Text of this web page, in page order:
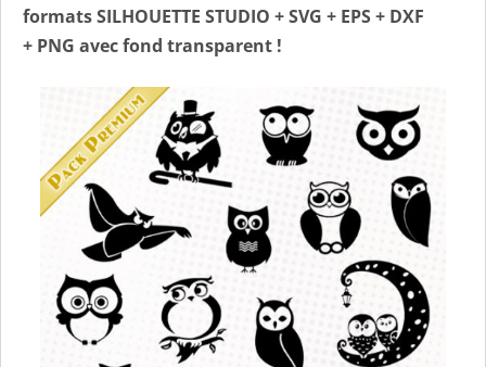
formats SILHOUETTE STUDIO + SVG + EPS + DXF
+ PNG avec fond transparent !